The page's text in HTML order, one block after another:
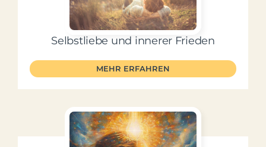
Selbstliebe und innerer Frieden
MEHR ERFAHREN